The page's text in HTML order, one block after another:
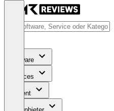
Software
Services
Content